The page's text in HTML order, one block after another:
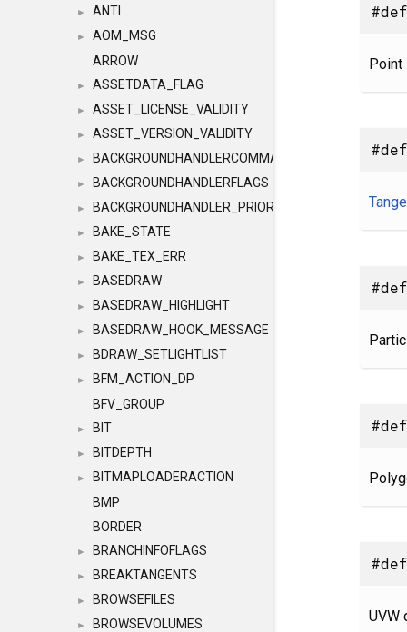
► ANTI
►
AOM_MSG
ARROW
► ASSETDATA_FLAG
► ASSET_LICENSE_VALIDITY
► ASSET_VERSION_VALIDITY
► BACKGROUNDHANDLERCOMMAND
► BACKGROUNDHANDLERFLAGS
► BACKGROUNDHANDLER_PRIORITY
► BAKE_STATE
► BAKE_TEX_ERR
► BASEDRAW
► BASEDRAW_HIGHLIGHT
► BASEDRAW_HOOK_MESSAGE
► BDRAW_SETLIGHTLIST
►
BFM_ACTION_DP
BFV_GROUP
► BIT
► BITDEPTH
►
BITMAPLOADERACTION
BMP
BORDER
► BRANCHINFOFLAGS
► BREAKTANGENTS
► BROWSEFILES
► BROWSEVOLUMES UVW